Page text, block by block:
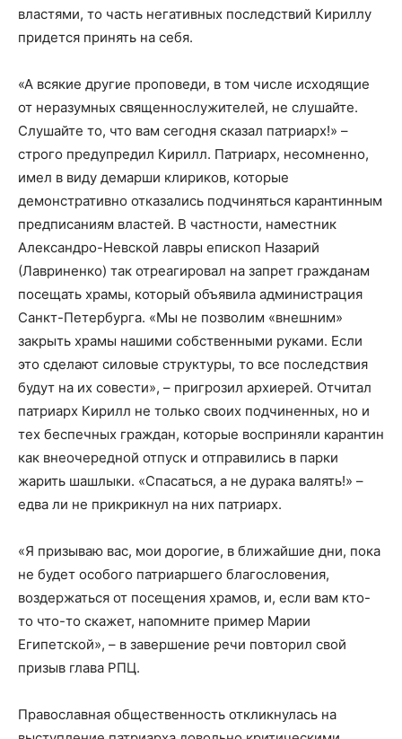
властями, то часть негативных последствий Кириллу
придется принять на себя.
«А всякие другие проповеди, в том числе исходящие
от неразумных священнослужителей, не слушайте.
Слушайте то, что вам сегодня сказал патриарх!» –
строго предупредил Кирилл. Патриарх, несомненно,
имел в виду демарши клириков, которые
демонстративно отказались подчиняться карантинным
предписаниям властей. В частности, наместник
Александро-Невской лавры епископ Назарий
(Лавриненко) так отреагировал на запрет гражданам
посещать храмы, который объявила администрация
Санкт-Петербурга. «Мы не позволим «внешним»
закрыть храмы нашими собственными руками. Если
это сделают силовые структуры, то все последствия
будут на их совести», – пригрозил архиерей. Отчитал
патриарх Кирилл не только своих подчиненных, но и
тех беспечных граждан, которые восприняли карантин
как внеочередной отпуск и отправились в парки
жарить шашлыки. «Спасаться, а не дурака валять!» –
едва ли не прикрикнул на них патриарх.
«Я призываю вас, мои дорогие, в ближайшие дни, пока
не будет особого патриаршего благословения,
воздержаться от посещения храмов, и, если вам кто-
то что-то скажет, напомните пример Марии
Египетской», – в завершение речи повторил свой
призыв глава РПЦ.
Православная общественность откликнулась на